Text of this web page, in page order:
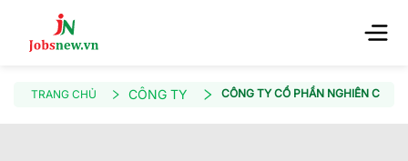
TRANG CHỦ CÔNG TY CÔNG TY CỔ PHẦN NGHIÊN CỨU